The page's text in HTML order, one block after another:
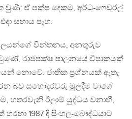
වුණි: ඒ පක්ෂ දෙකම, අර්ධ-ෆෙඩරල්
සහාය පෑහ.
චින්තනය, අනතුරුව
රාජපක්ෂ පාලනයේ විපාකයක්
නොවේ. ජාතික ප‍්‍රශ්නයක් ඇතැ
බව සහෝදරවරු මුලදීම වාගේ
හතරවැනි ඊලාම් යුද්ධය වනාහී,
1987 දී සිංහල-බෞද්ධයාට